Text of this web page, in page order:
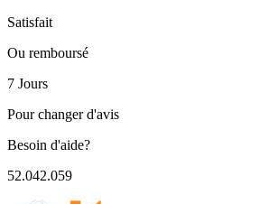
Satisfait
Ou remboursé
7 Jours
Pour changer d'avis
Besoin d'aide?
52.042.059